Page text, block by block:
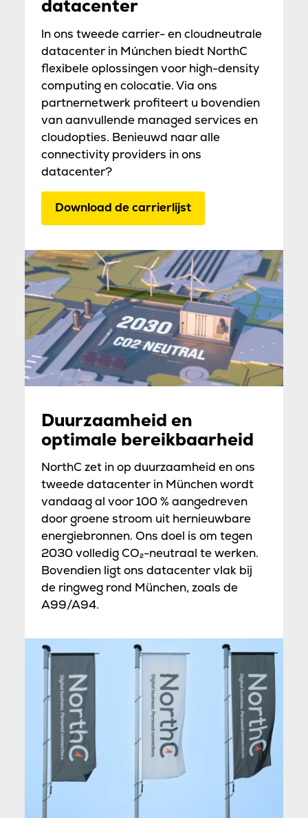
datacenter
ln ons tweede carrier- en cloudneutrale
datacenter in Múnchen biedt NorthC
flexibele oplossingen voor high-density
computing en colocatie. Via ons
partnernetwerk profiteert u bovendien
van aanvullende managed services en
cloudopties. Benieuwd naar alle
connectivity providers in ons
datacenter?
Download de carrierlijst
Duurzaamheid en
optimale bereikbaarheid
NorthC zet in op duurzaamheid en ons
tweede datacenter in München wordt
vandaag al voor 100 % aangedreven
door groene stroom uit hernieuwbare
energiebronnen. Ons doel is om tegen
2030 volledig CO₂-neutraal te werken.
Bovendien ligt ons datacenter vlak bij
de ringweg rond München, zoals de
A99/A94.